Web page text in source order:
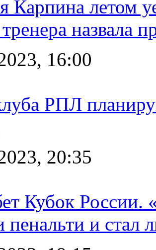
Карпина летом
назвала
16:00
РПЛ
20:35
Кубок России.
пенальти и стал